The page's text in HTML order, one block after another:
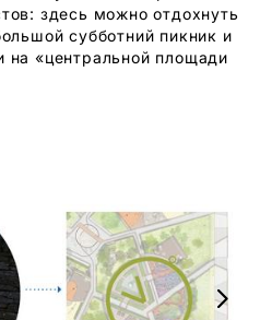
здесь можно отдохнуть
субботний пикник и
на «центральной площади